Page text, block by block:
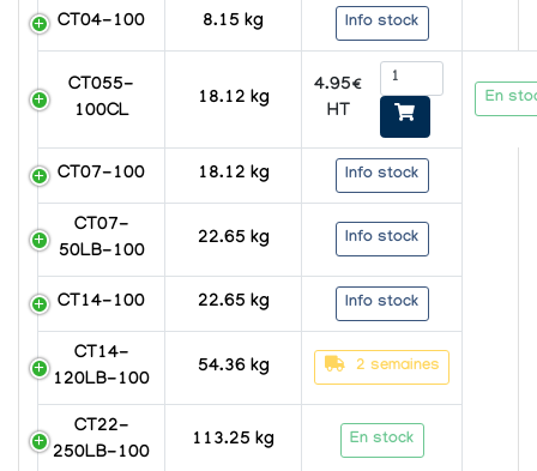
CT04-100 8.15 kg Info stock
CT055-
100CL
18.12 kg
4.95€
HT
En
CT07-100 18.12 kg Info stock
CT07-
50LB-100
22.65 kg Info stock
CT14-100 22.65 kg Info stock
CT14-
120LB-100
54.36 kg 2 semaines
CT22-
250LB-100
113.25 kg En stock